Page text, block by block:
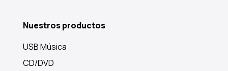
Nuestros productos
USB Música
CD/DVD